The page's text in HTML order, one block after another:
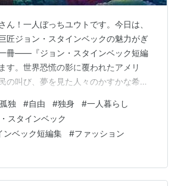
ん！一人ぼっちユウトです。今日は、
匠ジョン・スタインベックの魅力がぎ
冊――『ジョン・スタインベック短編
す。世界恐慌の影に覆われたアメリ
の叫び、夢を見た人々のかすかな希望
めました。 アメリカの声を聴け――ス
集の魅力この短編集には、『怒りの葡
ズミと人間』など長編で知られるスタ
の筆の力を凝縮して描いた短編が数多
す。舞台はカリフォルニアの田舎町、
労働者や移民、貧困層といった「名
孤独 #自由 #独身 #一人暮らし
スタインベック
ンベック短編集 #ファッション